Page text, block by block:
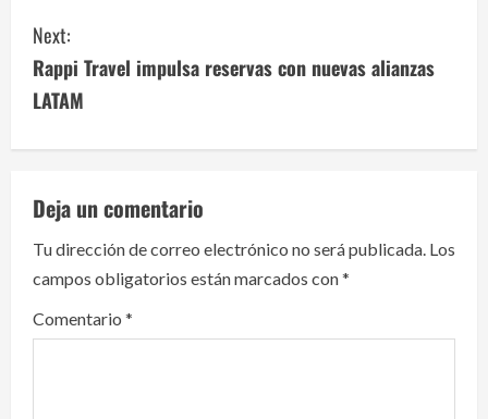
t
i
n
e
R
e
Next:
Rappi Travel impulsa reservas con nuevas alianzas
LATAM
Deja un comentario
Tu dirección de correo electrónico no será publicada. Los
campos obligatorios están marcados con*
Comentario *